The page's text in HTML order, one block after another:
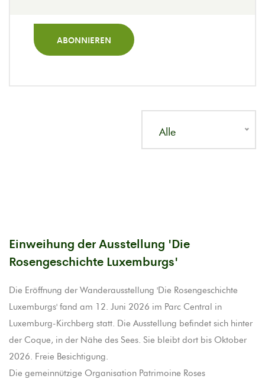
ABONNIEREN
Alle
Einweihung der Ausstellung 'Die
Rosengeschichte Luxemburgs'
Die Eröffnung der Wanderausstellung 'Die Rosengeschichte
Luxemburgs' fand am 12. Juni 2026 im Parc Central in
Luxemburg-Kirchberg statt. Die Ausstellung befindet sich hinter
der Coque, in der Nähe des Sees. Sie bleibt dort bis Oktober
2026. Freie Besichtigung.
Die gemeinnützige Organisation Patrimoine Roses